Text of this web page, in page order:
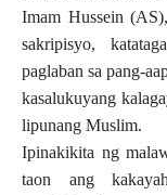
Imam Hussein
sakripisyo,
paglaban sa pang-
kasalukuyang
lipunang Muslim.
Ipinakikita ng
taon ang